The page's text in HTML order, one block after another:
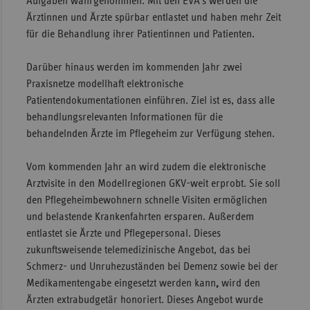
Ärztinnen und Ärzte spürbar entlastet und haben mehr Zeit
für die Behandlung ihrer Patientinnen und Patienten.
Darüber hinaus werden im kommenden Jahr zwei
Praxisnetze modellhaft elektronische
Patientendokumentationen einführen. Ziel ist es, dass alle
behandlungsrelevanten Informationen für die
behandelnden Ärzte im Pflegeheim zur Verfügung stehen.
Vom kommenden Jahr an wird zudem die elektronische
Arztvisite in den Modellregionen GKV-weit erprobt. Sie soll
den Pflegeheimbewohnern schnelle Visiten ermöglichen
und belastende Krankenfahrten ersparen. Außerdem
entlastet sie Ärzte und Pflegepersonal. Dieses
zukunftsweisende telemedizinische Angebot, das bei
Schmerz- und Unruhezuständen bei Demenz sowie bei der
Medikamentengabe eingesetzt werden kann, wird den
Ärzten extrabudgetär honoriert. Dieses Angebot wurde